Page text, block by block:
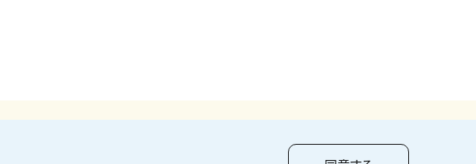
KUMAGAI GUMI CO.,LTD All Rights Reserved.